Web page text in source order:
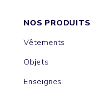
NOS PRODUITS
Vêtements
Objets
Enseignes